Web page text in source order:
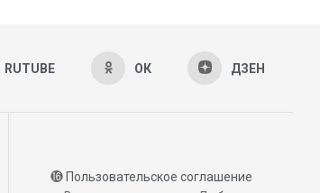
RUTUBE ОК ДЗЕН
⓰ Пользовательское соглашение